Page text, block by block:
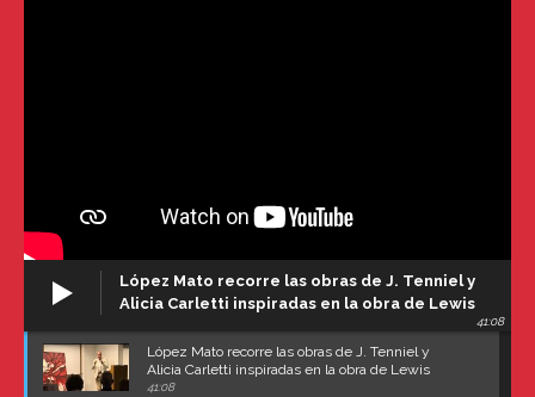
López Mato recorre las obras de J. Tenniel y
Alicia Carletti inspiradas en la obra de Lewis
41:08
López Mato recorre las obras de J. Tenniel y
Alicia Carletti inspiradas en la obra de Lewis
Carroll
41:08